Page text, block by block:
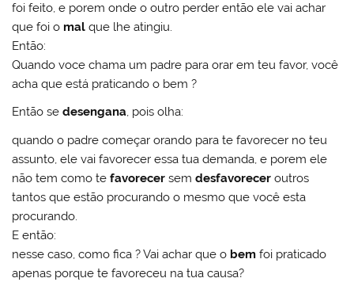
foi feito, e porem onde o outro perder então ele vai achar
que foi o malque lhe atingiu.
Então:
Quando voce chama um padre para orar em teu favor, você
acha que está praticando o bem ?
Então sedesengana, pois olha:
quando o padre começar orando para te favorecer no teu
assunto, ele vai favorecer essa tua demanda, e porem ele
não tem como tefavorecer semdesfavorecer outros
tantos que estão procurando o mesmo que você esta
procurando.
E então:
nesse caso, como fica ? Vai achar que o bem foi praticado
apenas porque te favoreceu na tua causa?